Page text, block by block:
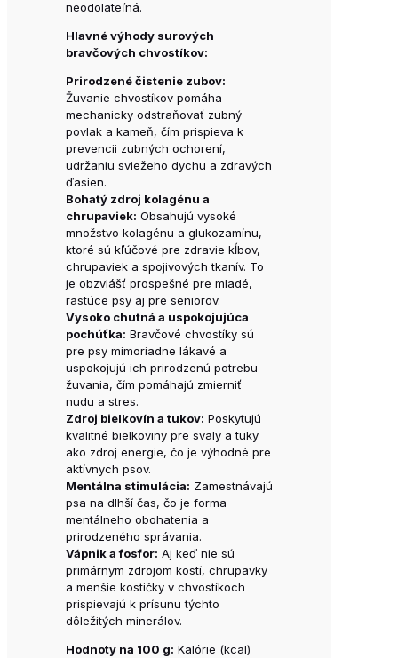
neodolateľná.
Hlavné výhody surových
bravčových chvostíkov:
Prirodzené čistenie zubov:
Žuvanie chvostíkov pomáha
mechanicky odstraňovať zubný
povlak a kameň, čím prispieva k
prevencii zubných ochorení,
udržaniu sviežeho dychu a zdravých
ďasien.
Bohatý zdroj kolagénu a
chrupaviek: Obsahujú vysoké
množstvo kolagénu a glukozamínu,
ktoré sú kľúčové pre zdravie kĺbov,
chrupaviek a spojivových tkanív. To
je obzvlášť prospešné pre mladé,
rastúce psy aj pre seniorov.
Vysoko chutná a uspokojujúca
pochúťka: Bravčové chvostíky sú
pre psy mimoriadne lákavé a
uspokojujú ich prirodzenú potrebu
žuvania, čím pomáhajú zmierniť
nudu a stres.
Zdroj bielkovín a tukov: Poskytujú
kvalitné bielkoviny pre svaly a tuky
ako zdroj energie, čo je výhodné pre
aktívnych psov.
Mentálna stimulácia: Zamestnávajú
psa na dlhší čas, čo je forma
mentálneho obohatenia a
prirodzeného správania.
Vápnik a fosfor: Aj keď nie sú
primárnym zdrojom kostí, chrupavky
a menšie kostičky v chvostíkoch
prispievajú k prísunu týchto
dôležitých minerálov.
Hodnoty na 100 g: Kalórie (kcal)